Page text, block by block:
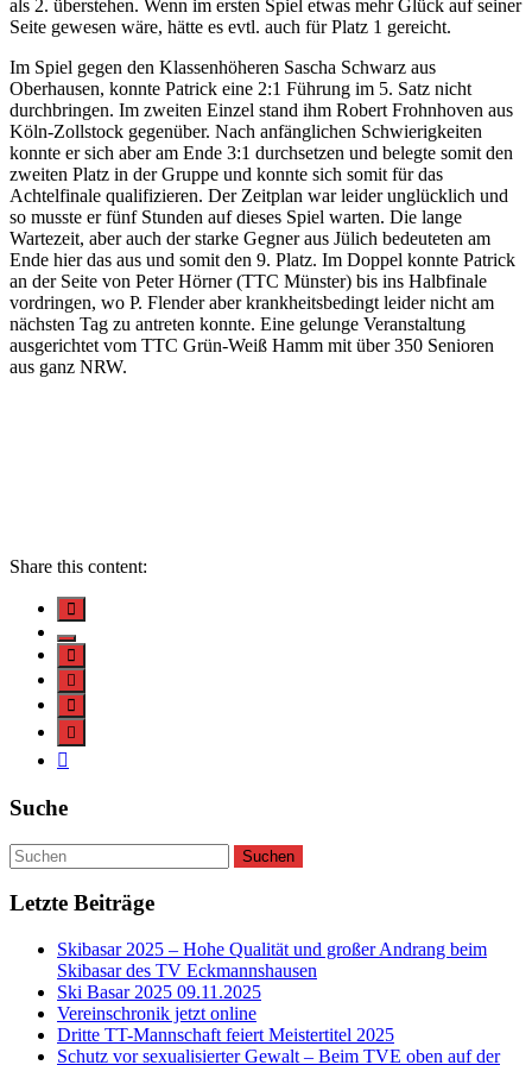
als 2. überstehen. Wenn im ersten Spiel etwas mehr Glück auf seiner
Seite gewesen wäre, hätte es evtl. auch für Platz 1 gereicht.
Im Spiel gegen den Klassenhöheren Sascha Schwarz aus
Oberhausen, konnte Patrick eine 2:1 Führung im 5. Satz nicht
durchbringen. Im zweiten Einzel stand ihm Robert Frohnhoven aus
Köln-Zollstock gegenüber. Nach anfänglichen Schwierigkeiten
konnte er sich aber am Ende 3:1 durchsetzen und belegte somit den
zweiten Platz in der Gruppe und konnte sich somit für das
Achtelfinale qualifizieren. Der Zeitplan war leider unglücklich und
so musste er fünf Stunden auf dieses Spiel warten. Die lange
Wartezeit, aber auch der starke Gegner aus Jülich bedeuteten am
Ende hier das aus und somit den 9. Platz. Im Doppel konnte Patrick
an der Seite von Peter Hörner (TTC Münster) bis ins Halbfinale
vordringen, wo P. Flender aber krankheitsbedingt leider nicht am
nächsten Tag zu antreten konnte. Eine gelunge Veranstaltung
ausgerichtet vom TTC Grün-Weiß Hamm mit über 350 Senioren
aus ganz NRW.
Share this content:
Suche
Letzte Beiträge
Skibasar 2025 – Hohe Qualität und großer Andrang beim
Skibasar des TV Eckmannshausen
Ski Basar 2025 09.11.2025
Vereinschronik jetzt online
Dritte TT-Mannschaft feiert Meistertitel 2025
Schutz vor sexualisierter Gewalt – Beim TVE oben auf der